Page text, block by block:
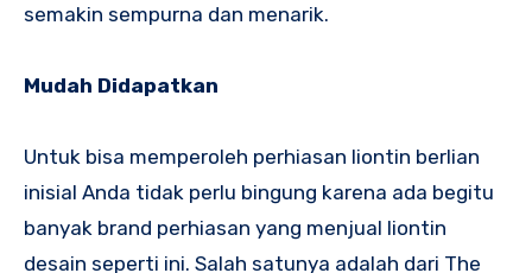
semakin sempurna dan menarik.
Mudah Didapatkan
Untuk bisa memperoleh perhiasan liontin berlian
inisial Anda tidak perlu bingung karena ada begitu
banyak brand perhiasan yang menjual liontin
desain seperti ini. Salah satunya adalah dari The